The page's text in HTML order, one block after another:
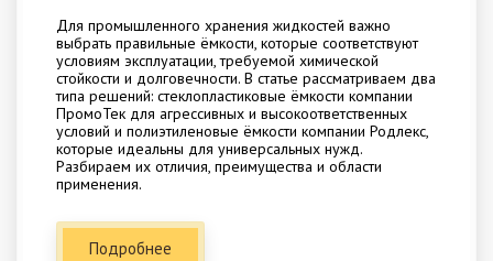
Для промышленного хранения жидкостей важно
выбрать правильные ёмкости, которые соответствуют
условиям эксплуатации, требуемой химической
стойкости и долговечности. В статье рассматриваем два
типа решений: стеклопластиковые ёмкости компании
ПромоТек для агрессивных и высокоответственных
условий и полиэтиленовые ёмкости компании Родлекс,
которые идеальны для универсальных нужд.
Разбираем их отличия, преимущества и области
применения.
Подробнее